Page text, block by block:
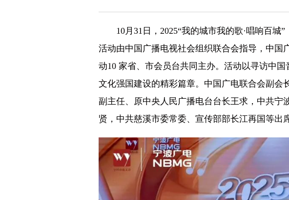
10月31日，2025“我的城市我的歌·唱响百城”
活动由中国广播电视社会组织联合会指导，中
动10 家省、市会员台共同主办。活动以寻访中
文化强国建设的精彩篇章。中国广电联合会副
副主任、原中央人民广播电台台长王求，中共
贤，中共慈溪市委常委、宣传部部长江再国等出